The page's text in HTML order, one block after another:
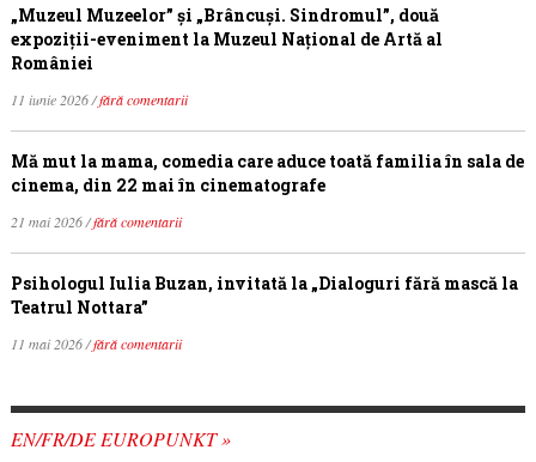
„Muzeul Muzeelor” și „Brâncuși. Sindromul”, două
expoziții-eveniment la Muzeul Național de Artă al
României
11 iunie 2026 /fără comentarii
Mă mut la mama, comedia care aduce toată familia în sala de
cinema, din 22 mai în cinematografe
21 mai 2026 /fără comentarii
Psihologul Iulia Buzan, invitată la „Dialoguri fără mască la
Teatrul Nottara”
11 mai 2026 /fără comentarii
EN/FR/DE EUROPUNKT »